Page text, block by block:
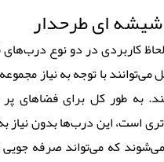
شیشه ای طرحدار
کاربردی در دو نوع درب‌های
با توجه به نیاز
به طور کل برای فضاهای
است، این درب‌ها بدون نیاز
که می‌تواند صرفه